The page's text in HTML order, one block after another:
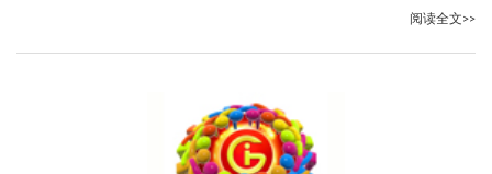
阅读全文>>